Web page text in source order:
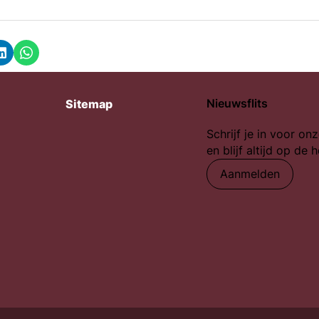
LinkedInWhatsapp
Sitemap Nieuwsflits
Schrijf je in voor
en blijf altijd op de
Aanmelden